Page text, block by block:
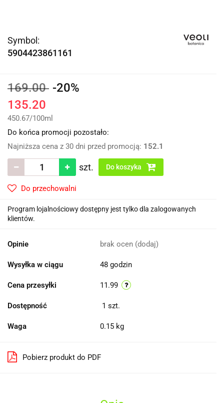
Symbol:
5904423861161
169.00 -20%
135.20
450.67/100ml
Do końca promocji pozostało:
Najniższa cena z 30 dni przed promocją: 152.1
szt. Do koszyka
Do przechowalni
Program lojalnościowy dostępny jest tylko dla zalogowanych
klientów.
Opinie brak ocen (dodaj)
Wysyłka w ciągu 48 godzin
Cena przesyłki 11.99
Dostępność 1 szt.
Waga 0.15 kg
Pobierz produkt do PDF